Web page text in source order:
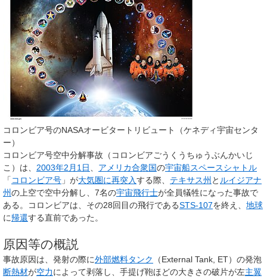
コロンビア号のNASAオービタートリビュート（ケネディ宇宙センタ
ー）
コロンビア号空中分解事故 （コロンビアごうくうちゅうぶんかいじ
こ）は、 2003年2月1日 アメリカ合衆国の宇宙船スペースシャトル
「コロンビア号 」が大気圏に再突入する際、 テキサス州と ルイジアナ
州の上空で空中分解し、7名の宇宙飛行士が全員犠牲になった事故で
ある。コロンビアは、その28回目の飛行であるSTS-107を終え、 地球
に帰還する直前であった。
原因等の概説
事故原因は、発射の際に外部燃料タンク
（External Tank, ET）の発泡
断熱材が空力によって剥落し、手提げ鞄ほどの大きさの破片が左主翼